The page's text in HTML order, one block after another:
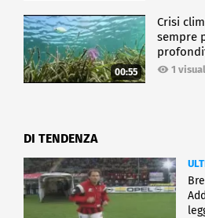
00:55
Crisi
sempre
1
DI TENDENZA